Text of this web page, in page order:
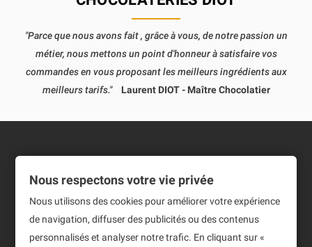
"Parce que nous avons fait , grâce à vous, de notre passion un
métier, nous mettons un point d'honneur à satisfaire vos
commandes en vous proposant les meilleurs ingrédients aux
meilleurs tarifs."
Laurent DIOT - Maître Chocolatier
Produits
Notre société
Nous respectons votre vie privée
Nous utilisons des cookies pour améliorer votre expérience
de navigation, diffuser des publicités ou des contenus
personnalisés et analyser notre trafic. En cliquant sur «